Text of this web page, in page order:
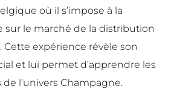
où il s’impose à la
sur le marché de la distribution
expérience révèle son
et lui permet d’apprendre les
l’univers Champagne.